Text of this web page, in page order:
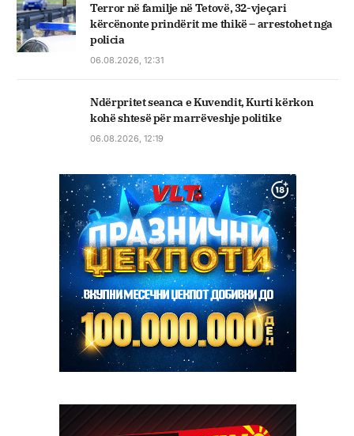
Terror në familje në Tetovë, 32-vjeçari
kërcënonte prindërit me thikë – arrestohet nga
policia
06.08.2026, 12:31
Ndërpritet seanca e Kuvendit, Kurti kërkon
kohë shtesë për marrëveshje politike
06.08.2026, 12:19